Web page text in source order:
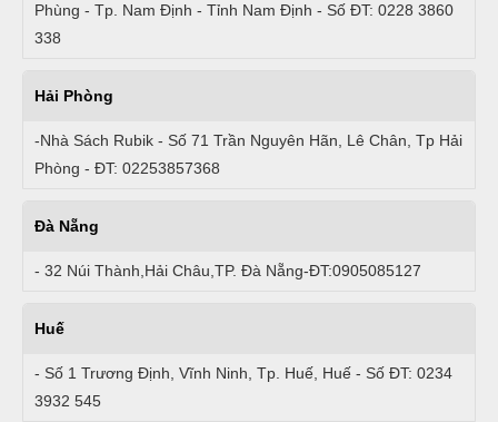
Phùng - Tp. Nam Định - Tỉnh Nam Định - Số ĐT: 0228 3860
338
Hải Phòng
-Nhà Sách Rubik - Số 71 Trần Nguyên Hãn, Lê Chân, Tp Hải
Phòng - ĐT: 02253857368
Đà Nẵng
- 32 Núi Thành,Hải Châu,TP. Đà Nẵng-ĐT:0905085127
Huế
- Số 1 Trương Định, Vĩnh Ninh, Tp. Huế, Huế - Số ĐT: 0234
3932 545